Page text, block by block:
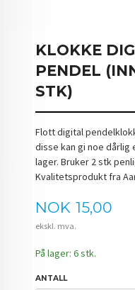
KLOKKE
PENDEL
STK)
Flott digital
disse kan gi noe dårlig
lager. Bruker 2 stk
Kvalitetsprodukt fra
Pris
NOK 15,00
ekskl. mva.
På lager: 6 stk.
ANTALL